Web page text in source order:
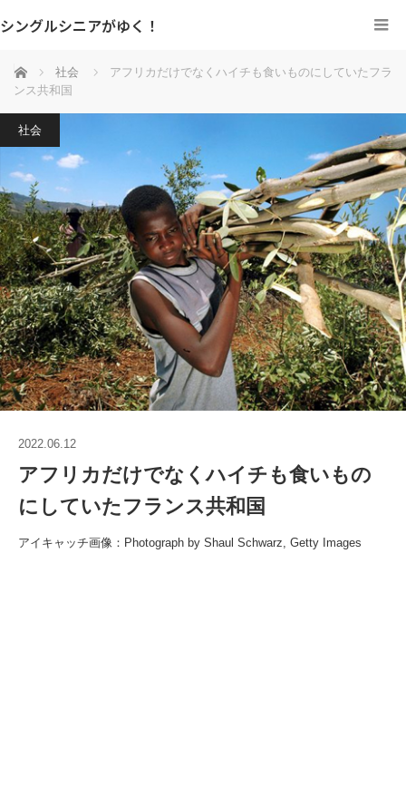
シングルシニアがゆく！
ホーム 社会
アフリカだけでなくハイチも食いものにしていたフラ
ンス共和国
社会
2022.06.12
アフリカだけでなくハイチも食いもの
にしていたフランス共和国
アイキャッチ画像：Photograph by Shaul Schwarz, Getty Images